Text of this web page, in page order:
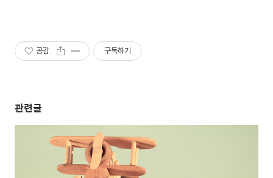
공감 구독하기
관련글